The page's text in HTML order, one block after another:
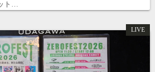
ト…
LIVE